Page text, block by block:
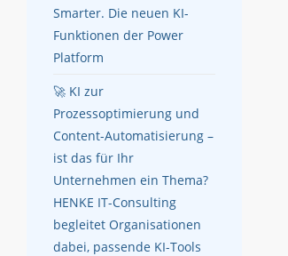
Smarter. Die neuen KI-
Funktionen der Power
Platform
🚀 KI zur
Prozessoptimierung und
Content-Automatisierung –
ist das für Ihr
Unternehmen ein Thema?
HENKE IT-Consulting
begleitet Organisationen
dabei, passende KI-Tools